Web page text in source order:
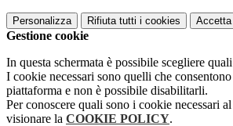
Personalizza Rifiuta tutti i cookies
Gestione cookie
In questa schermata è possibile scegliere
I cookie necessari sono quelli che
piattaforma e non è possibile disabilitarli.
Per conoscere quali sono i cookie necessari
visionare la COOKIE POLICY.